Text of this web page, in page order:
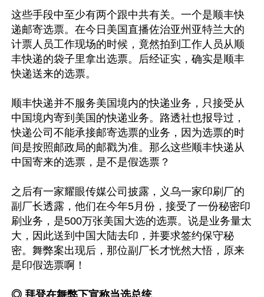
这些手段中至少有两个跟中共有关。一个是顺丰快
递邮寄选票。在今日美国直播佐治亚州亚特兰大的
计票人员工作现场的时候，竟然拍到工作人员从顺
丰快递的袋子里拿出选票。后经证实，确实是顺丰
快递送来的选票。
顺丰快递并不服务美国境内的快递业务，只接受从
中国境内寄到美国的快递业务。路透社也报导过，
快递公司不能承接邮寄选票的业务，因为选票的时
间是按照邮政局的邮戳为准。那么这些顺丰快递从
中国寄来的选票，是不是假选票？
之后有一家耀眼传媒公司披露，义乌一家印刷厂的
副厂长透露，他们在今年5月份，接受了一份秘密印
刷业务，是500万张美国大选的选票。说是业务量太
大，因此送到中国大陆去印，并要求签约保守秘
密。舞弊案出现后，那位副厂长才恍然大悟，原来
是印假选票啊！
◎ 拜登在舞弊下宣称当选总统